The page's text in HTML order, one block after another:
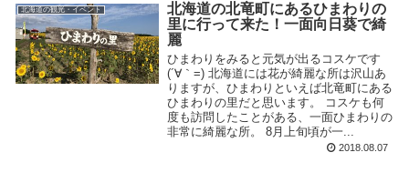
北海道の観光・イベント
北海道の北竜町にあるひまわりの
里に行って来た！一面向日葵で綺
麗
ひまわりをみると元気が出るコスケです
(´∀｀=) 北海道には花が綺麗な所は沢山あ
りますが、ひまわりといえば北竜町にある
ひまわりの里だと思います。 コスケも何
度も訪問したことがある、一面ひまわりの
非常に綺麗な所。 8月上旬頃が一...
2018.08.07